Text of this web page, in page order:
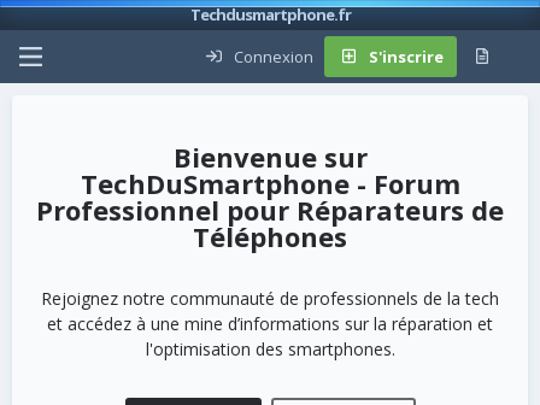
Techdusmartphone.fr
Connexion
S'inscrire
TechDuSmartphone - Forum
Professionnel pour Réparateurs de
Téléphones
Rejoignez notre communauté de professionnels de la tech
et accédez à une mine d’informations sur la réparation et
l'optimisation des smartphones.